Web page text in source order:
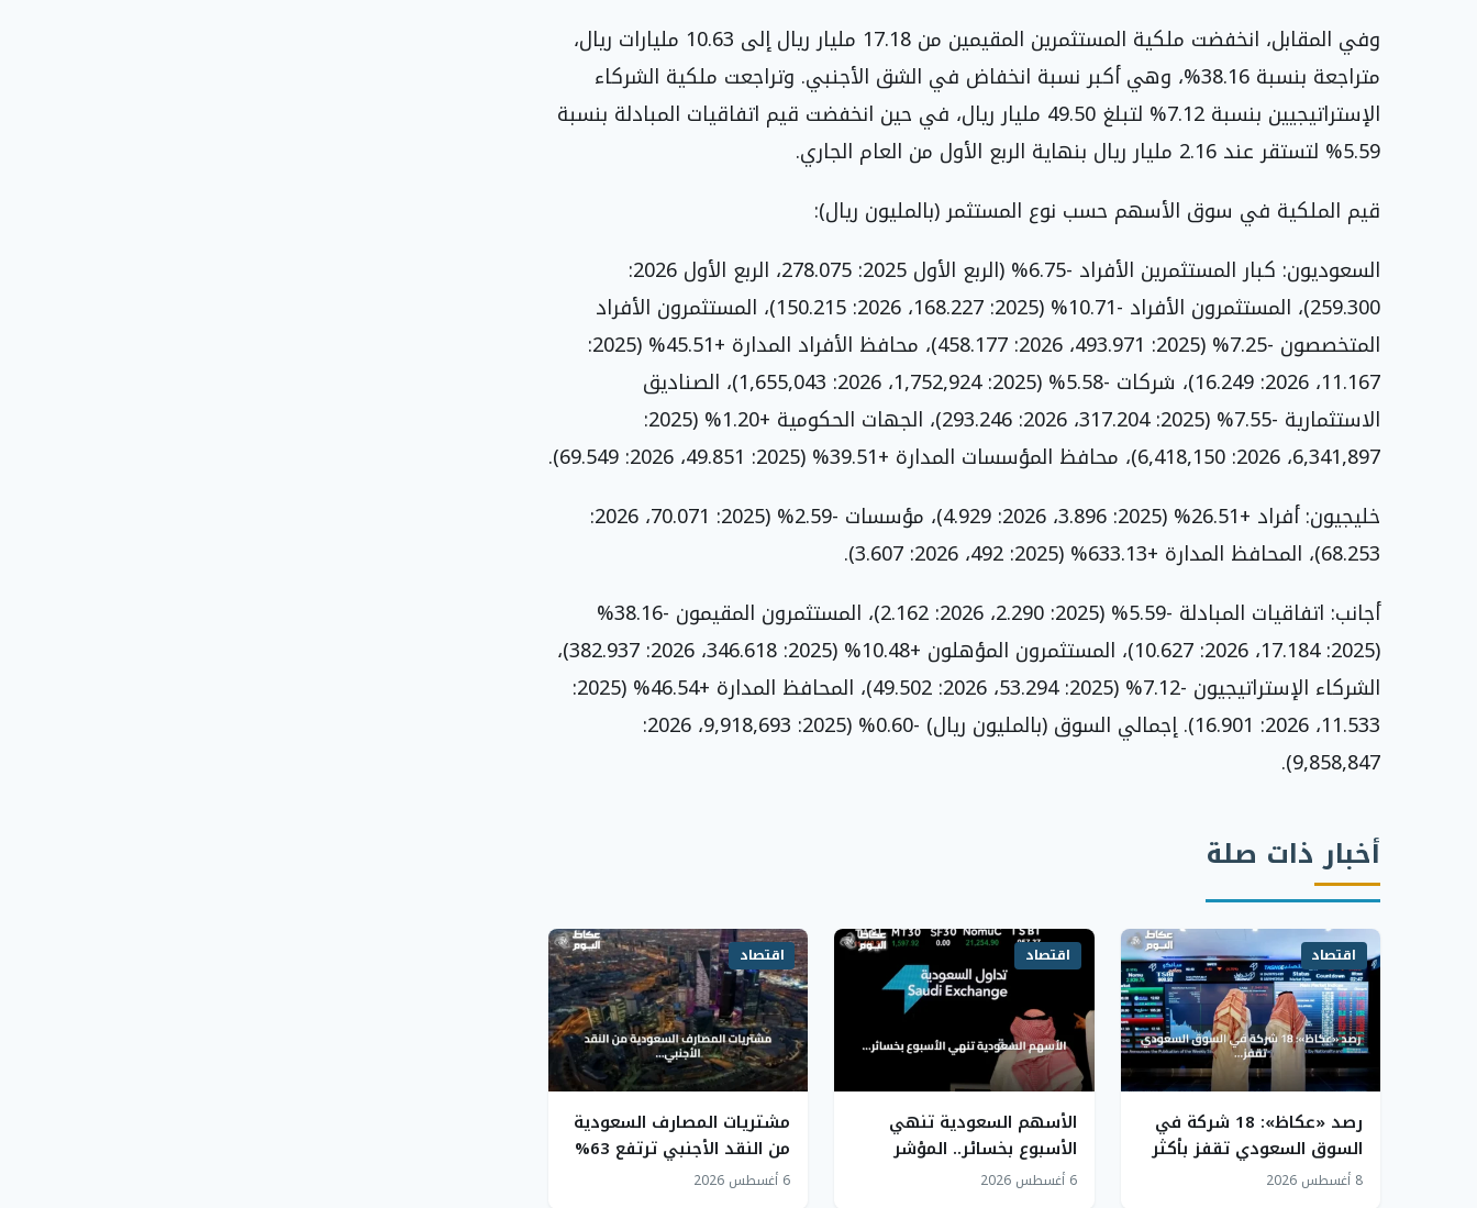
وفي المقابل، انخفضت ملكية المستثمرين المقيمين من 17.18 مليار ريال إلى 10.63 مليارات ريال،
متراجعة بنسبة 38.16%، وهي أكبر نسبة انخفاض في الشق الأجنبي. وتراجعت ملكية الشركاء
الإستراتيجيين بنسبة 7.12% لتبلغ 49.50 مليار ريال، في حين انخفضت قيم اتفاقيات المبادلة بنسبة
5.59% لتستقر عند 2.16 مليار ريال بنهاية الربع الأول من العام الجاري.
قيم الملكية في سوق الأسهم حسب نوع المستثمر (بالمليون ريال):
السعوديون: كبار المستثمرين الأفراد -6.75% (الربع الأول 2025: 278.075، الربع الأول 2026:
259.300)، المستثمرون الأفراد -10.71% (2025: 168.227، 2026: 150.215)، المستثمرون الأفراد
المتخصصون -7.25% (2025: 493.971، 2026: 458.177)، محافظ الأفراد المدارة +45.51% (2025:
11.167، 2026: 16.249)، شركات -5.58% (2025: 1,752,924، 2026: 1,655,043)، الصناديق
الاستثمارية -7.55% (2025: 317.204، 2026: 293.246)، الجهات الحكومية +1.20% (2025:
6,341,897، 2026: 6,418,150)، محافظ المؤسسات المدارة +39.51% (2025: 49.851، 2026: 69.549).
خليجيون: أفراد +26.51% (2025: 3.896، 2026: 4.929)، مؤسسات -2.59% (2025: 70.071، 2026:
68.253)، المحافظ المدارة +633.13% (2025: 492، 2026: 3.607).
أجانب: اتفاقيات المبادلة -5.59% (2025: 2.290، 2026: 2.162)، المستثمرون المقيمون -38.16%
(2025: 17.184، 2026: 10.627)، المستثمرون المؤهلون +10.48% (2025: 346.618، 2026: 382.937)،
الشركاء الإستراتيجيون -7.12% (2025: 53.294، 2026: 49.502)، المحافظ المدارة +46.54% (2025:
11.533، 2026: 16.901). إجمالي السوق (بالمليون ريال) -0.60% (2025: 9,918,693، 2026:
9,858,847).
أخبار ذات صلة
اقتصاد
رصد «عكاظ»: 18 شركة في
السوق السعودي تقفز بأكثر
من 10% خلال أسبوع
8 أغسطس 2026
اقتصاد
الأسهم السعودية تنهي
الأسبوع بخسائر.. المؤشر
العام يهبط 76 نقطة
6 أغسطس 2026
اقتصاد
مشتريات المصارف السعودية
من النقد الأجنبي ترتفع 63%
في يونيو 2026
6 أغسطس 2026